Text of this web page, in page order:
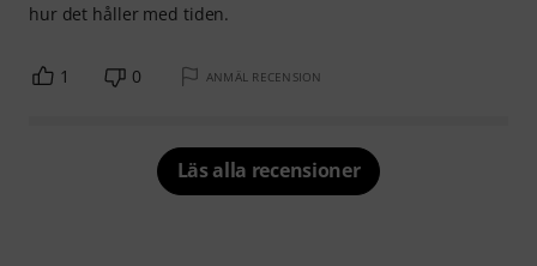
hur det håller med tiden.
1 0 ANMÄL RECENSION
Läs alla recensioner